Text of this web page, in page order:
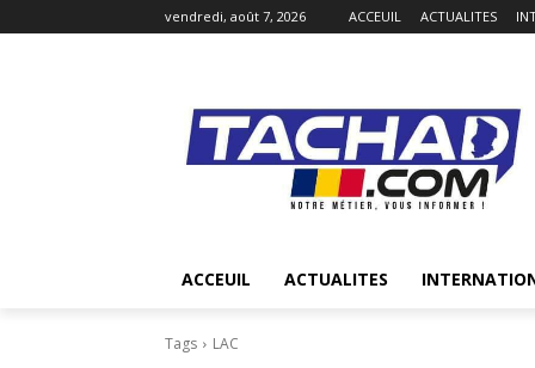
vendredi, août 7, 2026 ACCEUIL ACTUALITES
ACCEUIL ACTUALITES
Tags LAC